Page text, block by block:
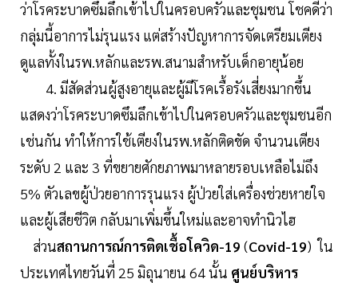
ว่าโรคระบาดซึมลึกเข้าไปในครอบครัวและชุมชน โชคดีว่า
กลุ่มนี้อาการไม่รุนแรง แต่สร้างปัญหาการจัดเตรียมเตียง
ดูแลทั้งในรพ.หลักและรพ.สนามสำหรับเด็กอายุน้อย
4. มีสัดส่วนผู้สูงอายุและผู้มีโรคเรื้อรังเสี่ยงมากขึ้น
แสดงว่าโรคระบาดซึมลึกเข้าไปในครอบครัวและชุมชนอีก
เช่นกัน ทำให้การใช้เตียงในรพ.หลักติดขัด จำนวนเตียง
ระดับ 2 และ 3 ที่ขยายศักยภาพมาหลายรอบเหลือไม่ถึง
5% ตัวเลขผู้ป่วยอาการรุนแรง ผู้ป่วยใส่เครื่องช่วยหายใจ
และผู้เสียชีวิต กลับมาเพิ่มขึ้นใหม่และอาจทำนิวไฮ
ส่วนสถานการณ์การติดเชื้อโควิด-19 (Covid-19) ใน
ประเทศไทยวันที่ 25 มิถุนายน 64 นั้น ศูนย์บริหาร